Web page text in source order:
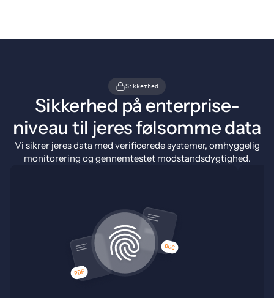
Sikkerhed
Sikkerhed på enterprise-
niveau til jeres følsomme data
Vi sikrer jeres data med verificerede systemer, omhyggelig
monitorering og gennemtestet modstandsdygtighed.